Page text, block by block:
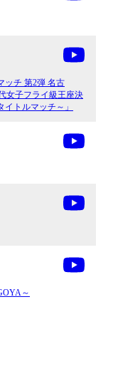
ッチ 第2弾 名古
女子フライ級王座決
トルマッチ～」
～